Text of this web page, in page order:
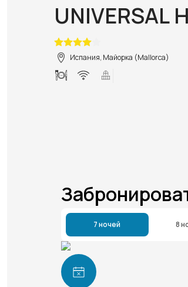
UNIVERSAL
Испания, Майорка (Mallorca)
7 ночей 8